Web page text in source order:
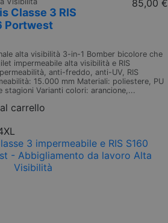
Classe 3 RIS
Portwest
85,00 €
alta visibilità 3-in-1 Bomber bicolore che
impermeabile alta visibilità e RIS
anti-freddo, anti-UV, RIS
15.000 mm Materiali: poliestere, PU
stagioni Varianti colori: arancione,...
carrello